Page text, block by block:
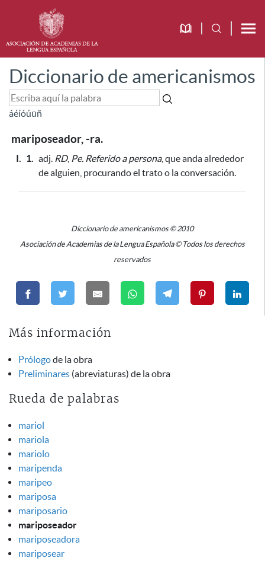
Diccionario de americanismos
áéíóúüñ
mariposeador, -ra.
I. 1. adj. RD, Pe. Referido a persona, que anda alrededor
de alguien, procurando el trato o la conversación.
Diccionario de americanismos © 2010
Asociación de Academias de la Lengua Española © Todos los derechos
reservados
Más información
Prólogode la obra
Preliminares (abreviaturas) de la obra
Rueda de palabras
mariol
mariola
mariolo
maripenda
maripeo
mariposa
mariposario
mariposeador
mariposeadora
mariposear